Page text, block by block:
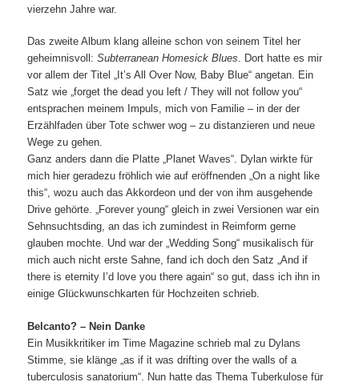
vierzehn Jahre war.
Das zweite Album klang alleine schon von seinem Titel her
geheimnisvoll:Subterranean Homesick Blues. Dort hatte es mir
vor allem der Titel „It’s All Over Now, Baby Blue“ angetan. Ein
Satz wie „forget the dead you left / They will not follow you“
entsprachen meinem Impuls, mich von Familie – in der der
Erzählfaden über Tote schwer wog – zu distanzieren und neue
Wege zu gehen.
Ganz anders dann die Platte „Planet Waves“. Dylan wirkte für
mich hier geradezu fröhlich wie auf eröffnenden „On a night like
this“, wozu auch das Akkordeon und der von ihm ausgehende
Drive gehörte. „Forever young“ gleich in zwei Versionen war ein
Sehnsuchtsding, an das ich zumindest in Reimform gerne
glauben mochte. Und war der „Wedding Song“ musikalisch für
mich auch nicht erste Sahne, fand ich doch den Satz „And if
there is eternity I’d love you there again“ so gut, dass ich ihn in
einige Glückwunschkarten für Hochzeiten schrieb.
Belcanto? – Nein Danke
Ein Musikkritiker im Time Magazine schrieb mal zu Dylans
Stimme, sie klänge „as if it was drifting over the walls of a
tuberculosis sanatorium“. Nun hatte das Thema Tuberkulose für